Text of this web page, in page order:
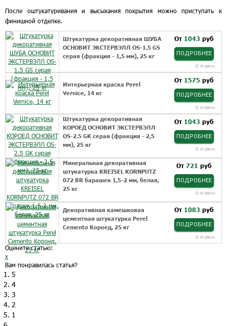
После оштукатуривания и высыхания покрытия можно приступать к
финишной отделке.
Штукатурка декоративная ШУБА
ОСНОВИТ ЭКСТЕРВЭЛЛ OS-1.5 GS
серая (фракция - 1,5 мм), 25 кг
От 1043 руб
ПОДРОБНЕЕ
© st-par.ru
Интерьерная краска Perel
Vernice, 14 кг
От 1575 руб
ПОДРОБНЕЕ
© st-par.ru
Штукатурка декоративная
КОРОЕД ОСНОВИТ ЭКСТЕРВЭЛЛ
OS-2.5 GK серая (фракция - 2,5
мм), 25 кг
От 1043 руб
ПОДРОБНЕЕ
© st-par.ru
Минеральная декоративная
штукатурка KREISEL KORNPUTZ
072 BR барашек 1,5-2 мм, белая,
25 кг
От 721 руб
ПОДРОБНЕЕ
© st-par.ru
Декоративная камешковая
цементная штукатурка Perel
Cemento Короед, 25 кг
От 1083 руб
ПОДРОБНЕЕ
© st-par.ru
Оцените статью:
x
Вам понравилась статья?
5
4
3
2
1